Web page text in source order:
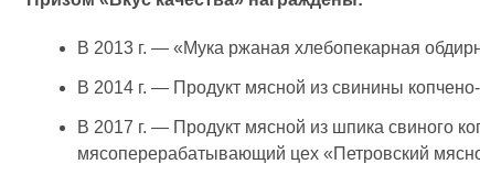
В 2013 г. — «Мука ржаная хлебопекарная
В 2014 г. — Продукт мясной из свинины
В 2017 г. — Продукт мясной из шпика свиного
мясоперерабатывающий цех «Петровский